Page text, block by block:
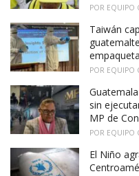
POR EQUIPO
Taiwán
POR EQUIPO
sin
MP de
POR EQUIPO
El Niño